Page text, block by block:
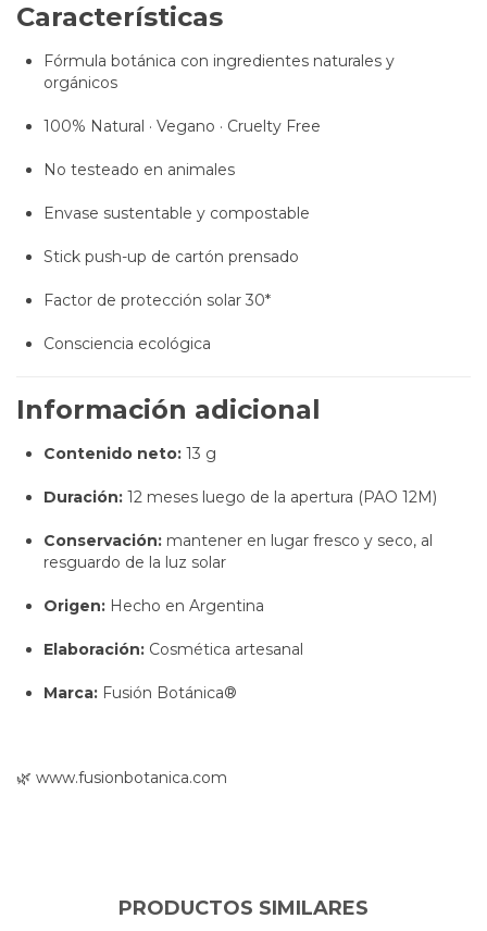
Características
Fórmula botánica con ingredientes naturales y
orgánicos
100% Natural · Vegano · Cruelty Free
No testeado en animales
Envase sustentable y compostable
Stick push-up de cartón prensado
Factor de protección solar 30*
Consciencia ecológica
Información adicional
Contenido neto: 13 g
Duración: 12 meses luego de la apertura (PAO 12M)
Conservación: mantener en lugar fresco y seco, al
resguardo de la luz solar
Origen: Hecho en Argentina
Elaboración: Cosmética artesanal
Marca: Fusión Botánica®
🌿 www.fusionbotanica.com
PRODUCTOS SIMILARES